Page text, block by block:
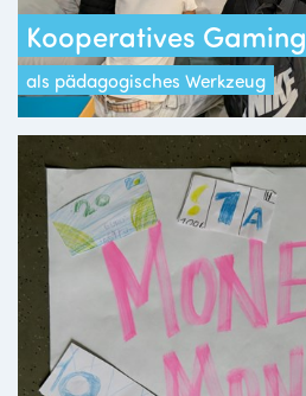
Kooperatives Gaming
als pädagogisches Werkzeug